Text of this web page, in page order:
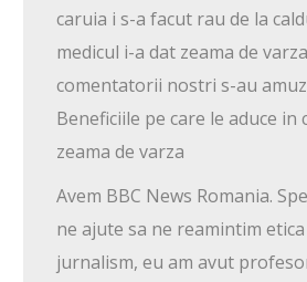
caruia i s-a facut rau de la
medicul i-a dat zeama de
comentatorii nostri s-au
Beneficiile pe care le aduce in
zeama de varza
Avem BBC News Romania.
ne ajute sa ne reamintim
jurnalism, eu am avut